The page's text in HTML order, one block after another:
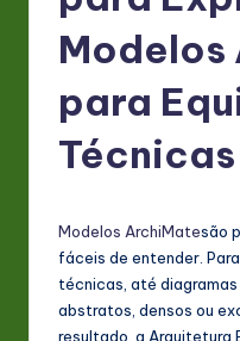
Modelos
para
Técnicas
Modelos ArchiMatesão
fáceis de entender.
técnicas, até
abstratos, densos ou
resultado, a Arquitetura